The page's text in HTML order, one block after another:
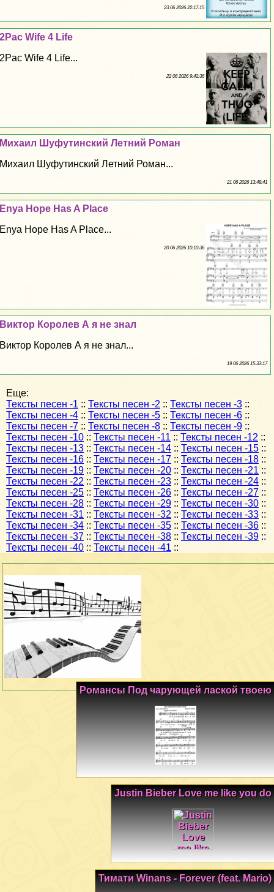
23 06 2026 22:17:15
2Pac Wife 4 Life
2Pac Wife 4 Life...
22 06 2026 9:42:36
Михаил Шуфутинский Летний Роман
Михаил Шуфутинский Летний Роман...
21 06 2026 13:48:41
Enya Hope Has A Place
Enya Hope Has A Place...
20 06 2026 10:10:36
Виктор Королев А я не знал
Виктор Королев А я не знал...
19 06 2026 15:33:17
Еще:
Тексты песен -1 :: Тексты песен -2 :: Тексты песен -3 ::
Тексты песен -4 :: Тексты песен -5 :: Тексты песен -6 ::
Тексты песен -7 :: Тексты песен -8 :: Тексты песен -9 ::
Тексты песен -10 :: Тексты песен -11 :: Тексты песен -12 ::
Тексты песен -13 :: Тексты песен -14 :: Тексты песен -15 ::
Тексты песен -16 :: Тексты песен -17 :: Тексты песен -18 ::
Тексты песен -19 :: Тексты песен -20 :: Тексты песен -21 ::
Тексты песен -22 :: Тексты песен -23 :: Тексты песен -24 ::
Тексты песен -25 :: Тексты песен -26 :: Тексты песен -27 ::
Тексты песен -28 :: Тексты песен -29 :: Тексты песен -30 ::
Тексты песен -31 :: Тексты песен -32 :: Тексты песен -33 ::
Тексты песен -34 :: Тексты песен -35 :: Тексты песен -36 ::
Тексты песен -37 :: Тексты песен -38 :: Тексты песен -39 ::
Тексты песен -40 :: Тексты песен -41 ::
Романсы Под чарующей лаской твоею
Justin Bieber Love me like you do
Тимати Winans - Forever (feat. Mario)